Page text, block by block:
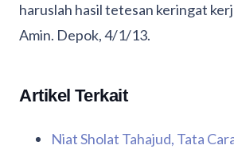
haruslah hasil tetesan keringat
Amin. Depok, 4/1/13.
Artikel Terkait
Niat Sholat Tahajud, Tata